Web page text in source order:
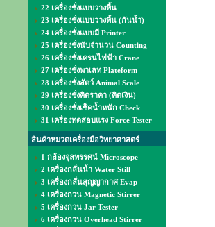
22 เครื่องชั่งแบบวางพื้น
23 เครื่องชั่งแบบวางพื้น (กันน้ำ)
24 เครื่องชั่งแบบมี Printer
25 เครื่องชั่งนับจำนวน Counting
26 เครื่องชั่งเครนไฟฟ้า Crane
27 เครื่องชั่งพาเลท Plateform
28 เครื่องชั่งสัตว์ Animal Scale
29 เครื่องชั่งคิดราคา (คิดเงิน)
30 เครื่องชั่งเช็คน้ำหนัก Check
31 เครื่องทดสอบแรง Force Tester
สินค้าหมวดเครื่องมือวิทยาศาสตร์
1 กล้องจุลทรรศน์ Microscope
2 เครื่องกลั่นน้ำ Water Still
3 เครื่องกลั่นสุญญากาศ Evap
4 เครื่องกวน Magnetic Stirrer
5 เครื่องกวน Jar Tester
6 เครื่องกวน Overhead Stirrer